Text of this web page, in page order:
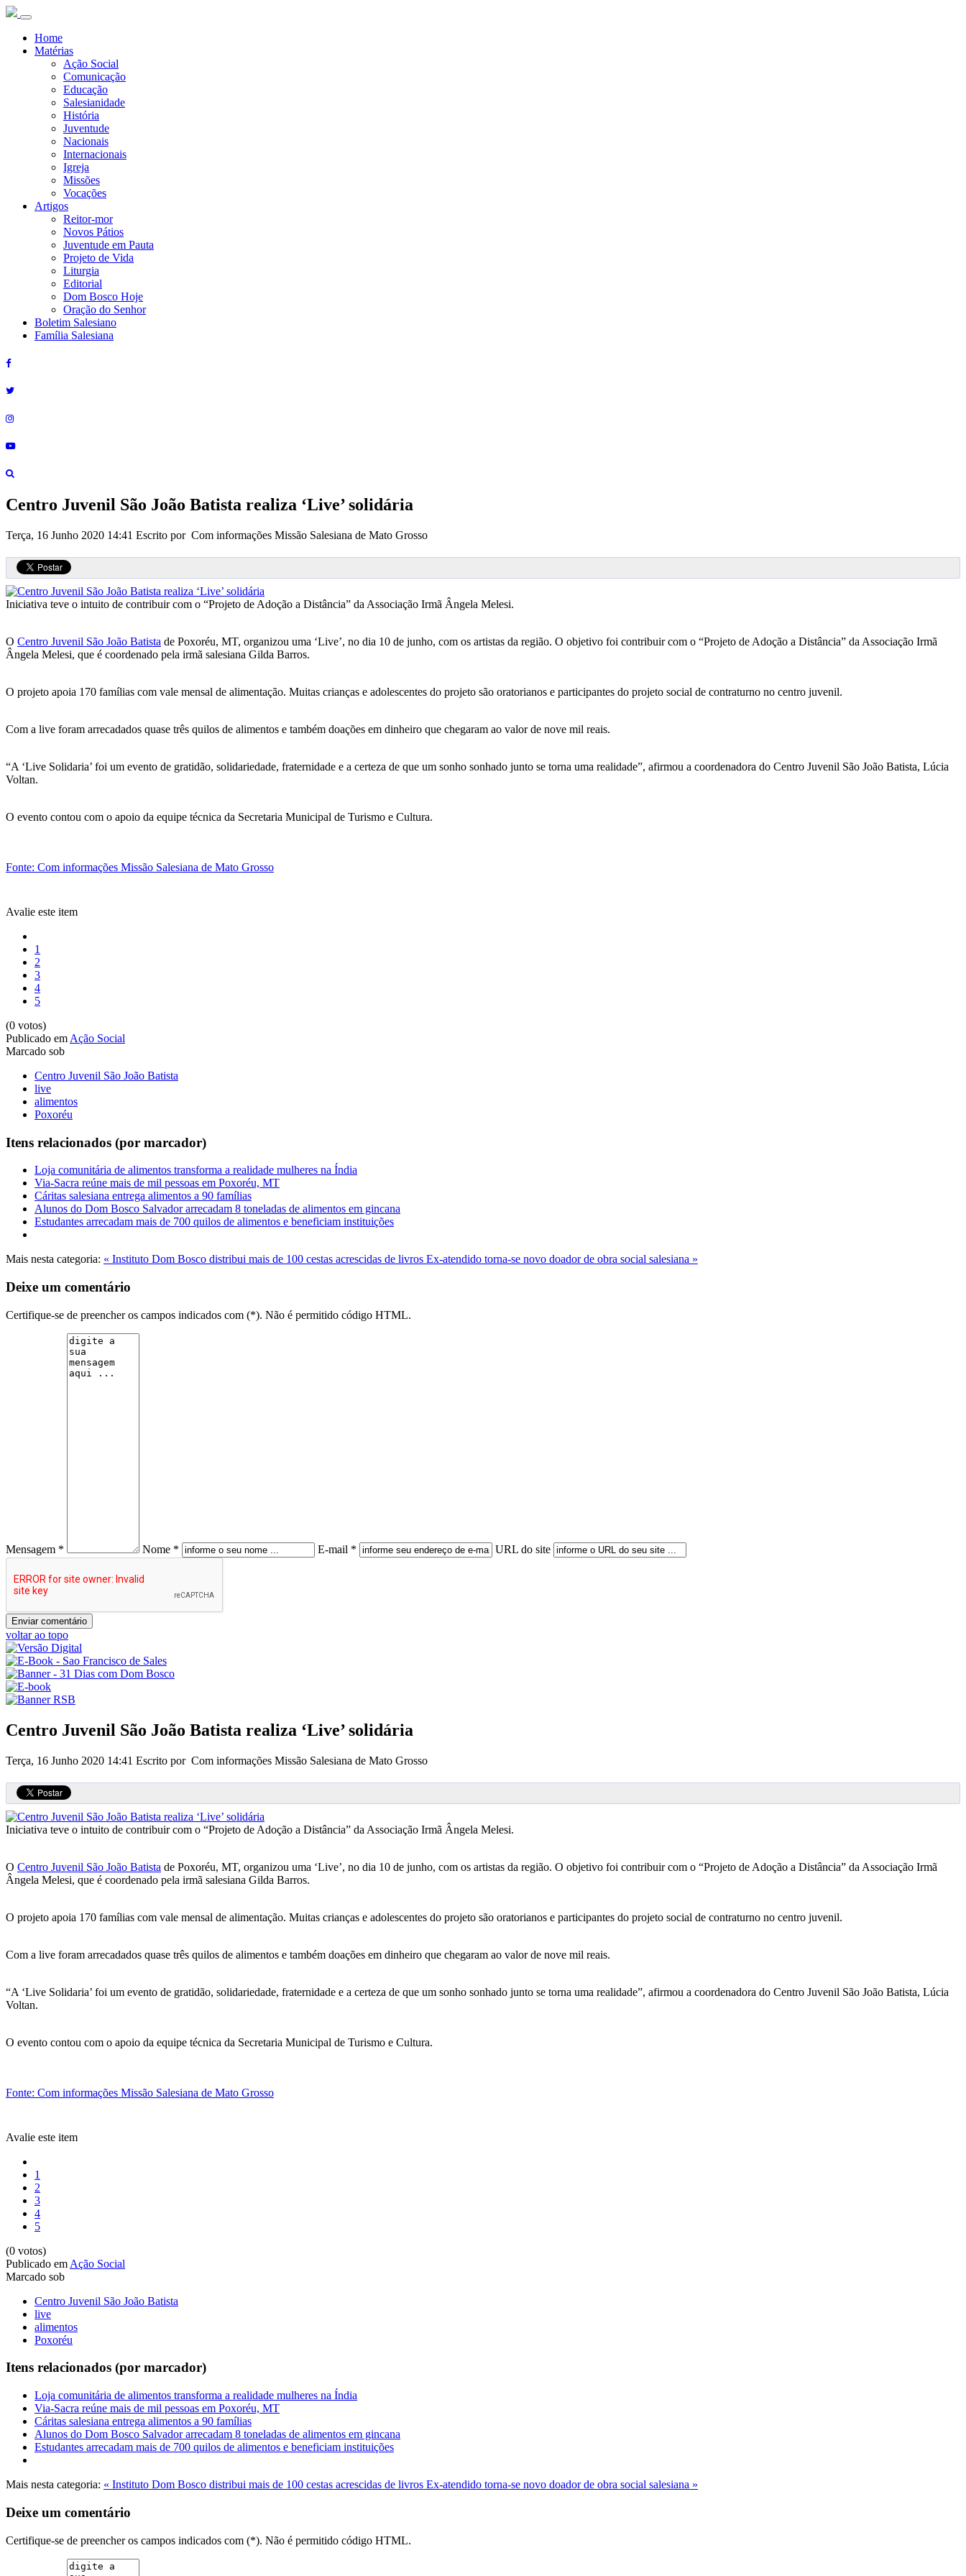
Home
Matérias
Ação Social
Comunicação
Educação
Salesianidade
História
Juventude
Nacionais
Internacionais
Igreja
Missões
Vocações
Artigos
Reitor-mor
Novos Pátios
Juventude em Pauta
Projeto de Vida
Liturgia
Editorial
Dom Bosco Hoje
Oração do Senhor
Boletim Salesiano
Família Salesiana
Centro Juvenil São João Batista realiza ‘Live’ solidária
Terça, 16 Junho 2020 14:41 Escrito por Com informações Missão Salesiana de Mato Grosso
Iniciativa teve o intuito de contribuir com o “Projeto de Adoção a Distância” da Associação Irmã Ângela Melesi.
O Centro Juvenil São João Batista de Poxoréu, MT, organizou uma ‘Live’, no dia 10 de junho, com os artistas da região. O objetivo foi contribuir com o “Projeto de Adoção a Distância” da Associação Irmã
Ângela Melesi, que é coordenado pela irmã salesiana Gilda Barros.
O projeto apoia 170 famílias com vale mensal de alimentação. Muitas crianças e adolescentes do projeto são oratorianos e participantes do projeto social de contraturno no centro juvenil.
Com a live foram arrecadados quase três quilos de alimentos e também doações em dinheiro que chegaram ao valor de nove mil reais.
“A ‘Live Solidaria’ foi um evento de gratidão, solidariedade, fraternidade e a certeza de que um sonho sonhado junto se torna uma realidade”, afirmou a coordenadora do Centro Juvenil São João Batista, Lúcia
Voltan.
O evento contou com o apoio da equipe técnica da Secretaria Municipal de Turismo e Cultura.
Fonte: Com informações Missão Salesiana de Mato Grosso
Avalie este item
1
2
3
4
5
(0 votos)
Publicado em Ação Social
Marcado sob
Centro Juvenil São João Batista
live
alimentos
Poxoréu
Itens relacionados (por marcador)
Loja comunitária de alimentos transforma a realidade mulheres na Índia
Via-Sacra reúne mais de mil pessoas em Poxoréu, MT
Cáritas salesiana entrega alimentos a 90 famílias
Alunos do Dom Bosco Salvador arrecadam 8 toneladas de alimentos em gincana
Estudantes arrecadam mais de 700 quilos de alimentos e beneficiam instituições
Mais nesta categoria: « Instituto Dom Bosco distribui mais de 100 cestas acrescidas de livros Ex-atendido torna-se novo doador de obra social salesiana »
Deixe um comentário
Certifique-se de preencher os campos indicados com (*). Não é permitido código HTML.
Mensagem * Nome * E-mail * URL do site
voltar ao topo
Centro Juvenil São João Batista realiza ‘Live’ solidária
Terça, 16 Junho 2020 14:41 Escrito por Com informações Missão Salesiana de Mato Grosso
Iniciativa teve o intuito de contribuir com o “Projeto de Adoção a Distância” da Associação Irmã Ângela Melesi.
O Centro Juvenil São João Batista de Poxoréu, MT, organizou uma ‘Live’, no dia 10 de junho, com os artistas da região. O objetivo foi contribuir com o “Projeto de Adoção a Distância” da Associação Irmã
Ângela Melesi, que é coordenado pela irmã salesiana Gilda Barros.
O projeto apoia 170 famílias com vale mensal de alimentação. Muitas crianças e adolescentes do projeto são oratorianos e participantes do projeto social de contraturno no centro juvenil.
Com a live foram arrecadados quase três quilos de alimentos e também doações em dinheiro que chegaram ao valor de nove mil reais.
“A ‘Live Solidaria’ foi um evento de gratidão, solidariedade, fraternidade e a certeza de que um sonho sonhado junto se torna uma realidade”, afirmou a coordenadora do Centro Juvenil São João Batista, Lúcia
Voltan.
O evento contou com o apoio da equipe técnica da Secretaria Municipal de Turismo e Cultura.
Fonte: Com informações Missão Salesiana de Mato Grosso
Avalie este item
1
2
3
4
5
(0 votos)
Publicado em Ação Social
Marcado sob
Centro Juvenil São João Batista
live
alimentos
Poxoréu
Itens relacionados (por marcador)
Loja comunitária de alimentos transforma a realidade mulheres na Índia
Via-Sacra reúne mais de mil pessoas em Poxoréu, MT
Cáritas salesiana entrega alimentos a 90 famílias
Alunos do Dom Bosco Salvador arrecadam 8 toneladas de alimentos em gincana
Estudantes arrecadam mais de 700 quilos de alimentos e beneficiam instituições
Mais nesta categoria: « Instituto Dom Bosco distribui mais de 100 cestas acrescidas de livros Ex-atendido torna-se novo doador de obra social salesiana »
Deixe um comentário
Certifique-se de preencher os campos indicados com (*). Não é permitido código HTML.